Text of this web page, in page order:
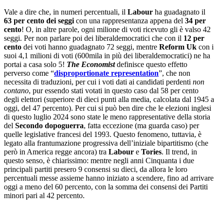
Vale a dire che, in numeri percentuali, il Labour ha guadagnato il
63 per cento dei seggi con una rappresentanza appena del 34 per
cento! O, in altre parole, ogni milione di voti ricevuto gli è valso 42
seggi. Per non parlare poi dei liberaldemocratici che con il 12 per
cento dei voti hanno guadagnato 72 seggi, mentre Reform Uk con i
suoi 4,1 milioni di voti (600mila in più dei liberaldemocratici) ne ha
portai a casa solo 5! The Economistdefinisce questo effetto
perverso come “disproportionate representation”, che non
necessita di traduzioni, per cui i voti dati ai candidati perdenti non
contano, pur essendo stati votati in questo caso dal 58 per cento
degli elettori (superiore di dieci punti alla media, calcolata dal 1945 a
oggi, del 47 percento). Per cui si può ben dire che le elezioni inglesi
di questo luglio 2024 sono state le meno rappresentative della storia
del Secondo dopoguerra, fatta eccezione (ma guarda caso) per
quelle legislative francesi del 1993. Questo fenomeno, tuttavia, è
legato alla frantumazione progressiva dell’iniziale bipartitismo (che
però in America regge ancora) tra Labour e Tories. Il trend, in
questo senso, è chiarissimo: mentre negli anni Cinquanta i due
principali partiti presero 9 consensi su dieci, da allora le loro
percentuali messe assieme hanno iniziato a scendere, fino ad arrivare
oggi a meno del 60 percento, con la somma dei consensi dei Partiti
minori pari al 42 percento.